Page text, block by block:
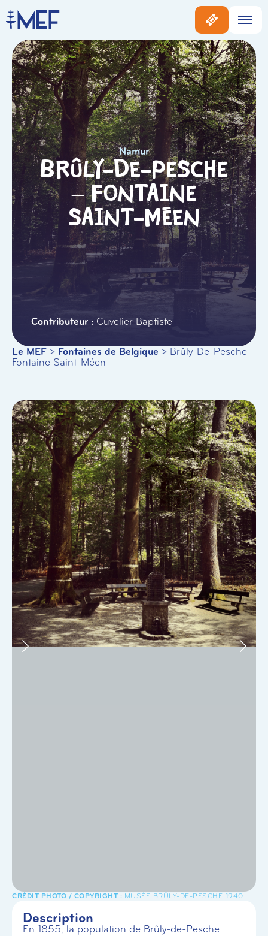
Namur
Brûly-De-Pesche
– Fontaine
Saint-Méen
Cuvelier Baptiste
Le MEF > Fontaines de Belgique > Brûly-De-Pesche –
Fontaine Saint-Méen
MUSÉE BRÛLY-DE-PESCHE 1940
Description
En 1855, la population de Brûly-de-Pesche